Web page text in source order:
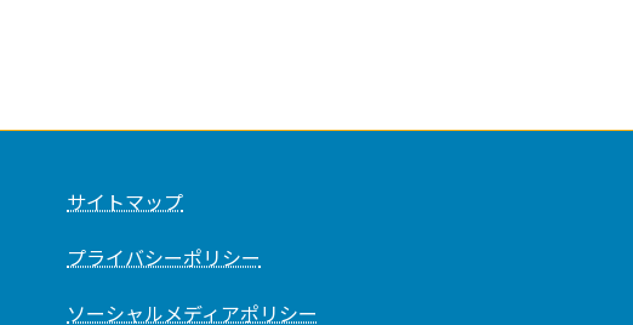
サイトマップ
プライバシーポリシー
ソーシャルメディアポリシー